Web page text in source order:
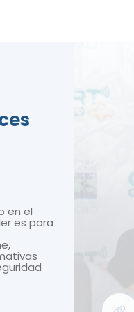
en el
es para